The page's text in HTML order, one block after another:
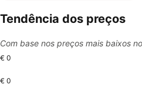
Tendência dos preços
Com base nos preços mais baixos
€ 0
€ 0